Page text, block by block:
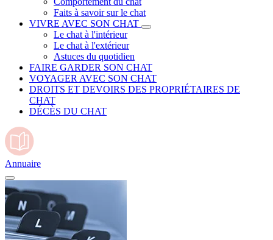
Faits à savoir sur le chat
VIVRE AVEC SON CHAT
Le chat à l'intérieur
Le chat à l'extérieur
Astuces du quotidien
FAIRE GARDER SON CHAT
VOYAGER AVEC SON CHAT
DROITS ET DEVOIRS DES PROPRIÉTAIRES DE
CHAT
DÉCÈS DU CHAT
Annuaire